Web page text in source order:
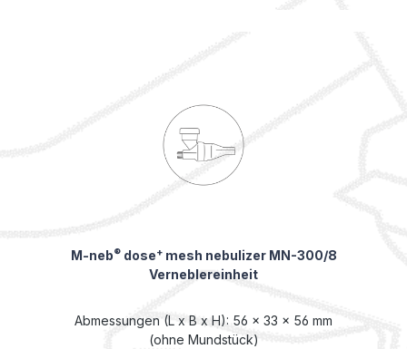
M-neb®dose+mesh nebulizer MN-300/8
Verneblereinheit
Abmessungen (L x B x H): 56 x 33 x 56 mm
(ohne Mundstück)